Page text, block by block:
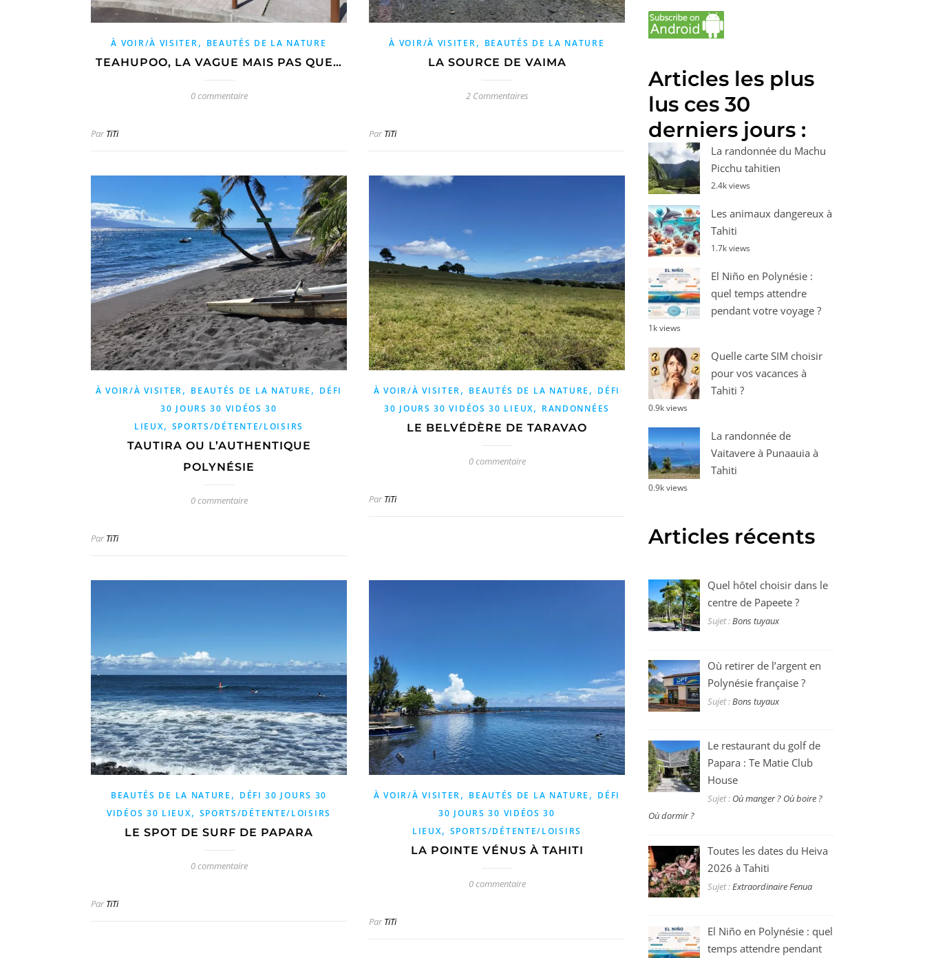
À VOIR/À VISITER, BEAUTÉS DE LA NATURE
TEAHUPOO, LA VAGUE MAIS PAS QUE…
0 commentaire
ParTiTi
À VOIR/À VISITER, BEAUTÉS DE LA NATURE
LA SOURCE DE VAIMA
2 Commentaires
ParTiTi
À VOIR/À VISITER, BEAUTÉS DE LA NATURE , DÉFI
30 JOURS 30 VIDÉOS 30
LIEUX, SPORTS/DÉTENTE/LOISIRS
TAUTIRA OU L’AUTHENTIQUE
POLYNÉSIE
0 commentaire
ParTiTi
À VOIR/À VISITER, BEAUTÉS DE LA NATURE , DÉFI
30 JOURS 30 VIDÉOS 30 LIEUX, RANDONNÉES
LE BELVÉDÈRE DE TARAVAO
0 commentaire
ParTiTi
BEAUTÉS DE LA NATURE , DÉFI 30 JOURS 30
VIDÉOS 30 LIEUX, SPORTS/DÉTENTE/LOISIRS
LE SPOT DE SURF DE PAPARA
0 commentaire
ParTiTi
À VOIR/À VISITER, BEAUTÉS DE LA NATURE , DÉFI
30 JOURS 30 VIDÉOS 30
LIEUX, SPORTS/DÉTENTE/LOISIRS
LA POINTE VÉNUS À TAHITI
0 commentaire
ParTiTi
Articles les plus
lus ces 30
derniers jours :
La randonnée du Machu
Picchu tahitien
2.4k views
Les animaux dangereux à
Tahiti
1.7k views
El Niño en Polynésie :
quel temps attendre
pendant votre voyage ?
1k views
Quelle carte SIM choisir
pour vos vacances à
Tahiti ?
0.9k views
La randonnée de
Vaitavere à Punaauia à
Tahiti
0.9k views
Articles récents
Quel hôtel choisir dans le
centre de Papeete ?
Sujet :Bons tuyaux
Où retirer de l’argent en
Polynésie française ?
Sujet :Bons tuyaux
Le restaurant du golf de
Papara : Te Matie Club
House
Sujet : Où manger ? Où boire ?
Où dormir ?
Toutes les dates du Heiva
2026 à Tahiti
Sujet :Extraordinaire Fenua
El Niño en Polynésie : quel
temps attendre pendant